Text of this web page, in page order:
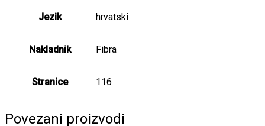
Jezik hrvatski
Nakladnik Fibra
Stranice 116
Povezani proizvodi